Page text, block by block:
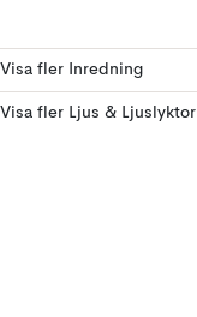
Visa fler Inredning
Visa fler Ljus & Ljuslyktor